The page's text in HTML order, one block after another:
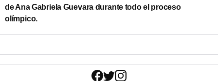
de Ana Gabriela Guevara durante todo el proceso
olímpico.